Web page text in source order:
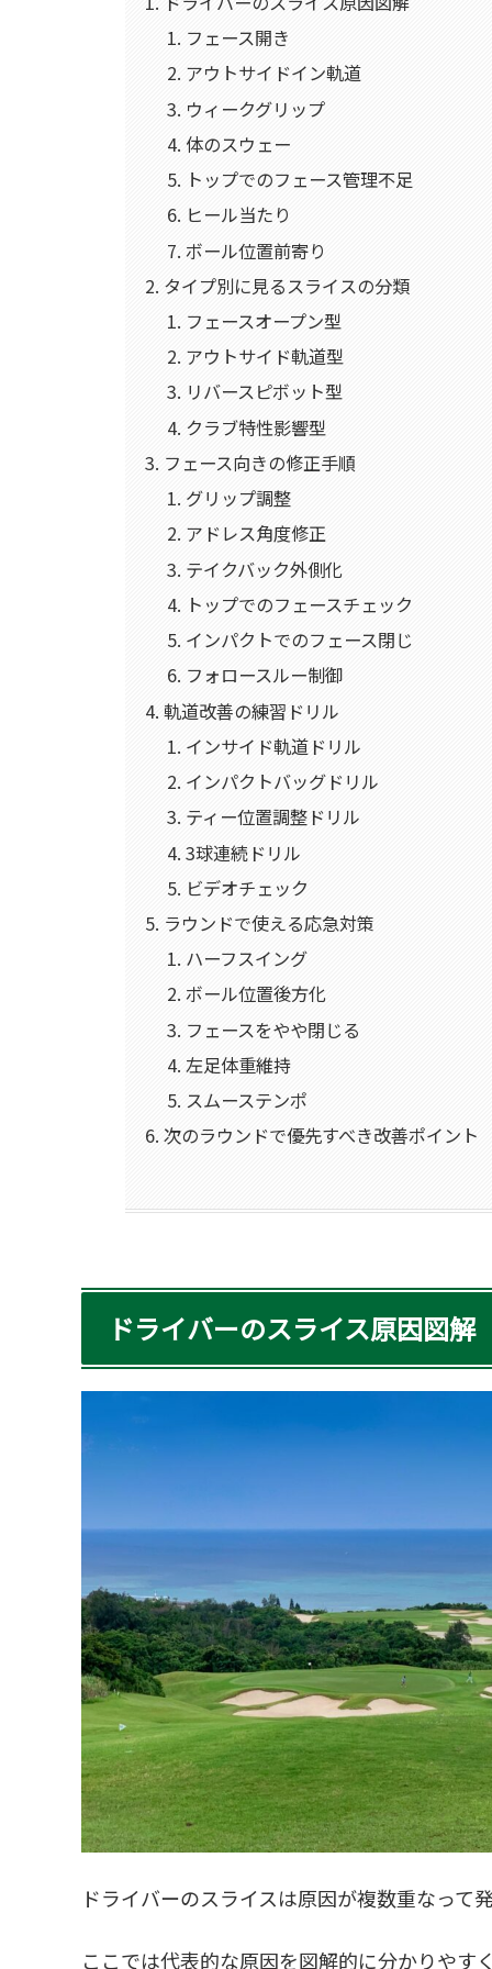
フェース開き
アウトサイドイン軌道
ウィークグリップ
体のスウェー
トップでのフェース管理不足
ヒール当たり
ボール位置前寄り
タイプ別に見るスライスの分類
フェースオープン型
アウトサイド軌道型
リバースピボット型
クラブ特性影響型
フェース向きの修正手順
グリップ調整
アドレス角度修正
テイクバック外側化
トップでのフェースチェック
インパクトでのフェース閉じ
フォロースルー制御
軌道改善の練習ドリル
インサイド軌道ドリル
インパクトバッグドリル
ティー位置調整ドリル
3球連続ドリル
ビデオチェック
ラウンドで使える応急対策
ハーフスイング
ボール位置後方化
フェースをやや閉じる
左足体重維持
スムーステンポ
次のラウンドで優先すべき改善ポイント
ドライバーのスライス原因図解
ドライバーのスライスは原因が複数重なって
ここでは代表的な原因を図解的に分かりや